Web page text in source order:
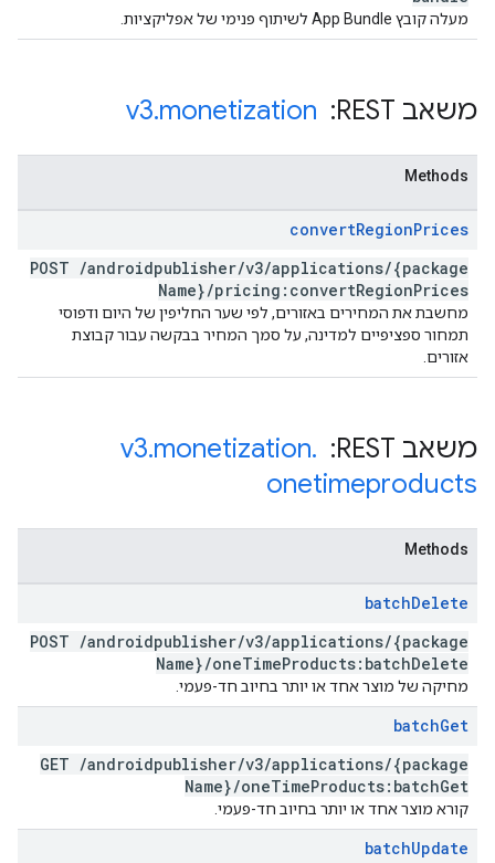
מעלה קובץ App Bundle לשיתוף פנימי של אפליקציות.
משאב REST: ‏ v3.monetization
Methods
convertRegionPrices
POST /androidpublisher/v3/applications/{package
Name}/pricing:convertRegionPrices
מחשבת את המחירים באזורים, לפי שער החליפין של היום ודפוסי
תמחור ספציפיים למדינה, על סמך המחיר בבקשה עבור קבוצת
אזורים.
משאב REST: ‏ v3.monetization.
onetimeproducts
Methods
batchDelete
POST /androidpublisher/v3/applications/{package
Name}/oneTimeProducts:batchDelete
מחיקה של מוצר אחד או יותר בחיוב חד-פעמי.
batchGet
GET /androidpublisher/v3/applications/{package
Name}/oneTimeProducts:batchGet
קורא מוצר אחד או יותר בחיוב חד-פעמי.
batchUpdate